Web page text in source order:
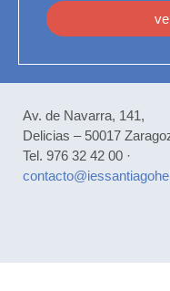
Av. de Navarra, 141,
Delicias – 50017
Tel. 976 32 42 00 ·